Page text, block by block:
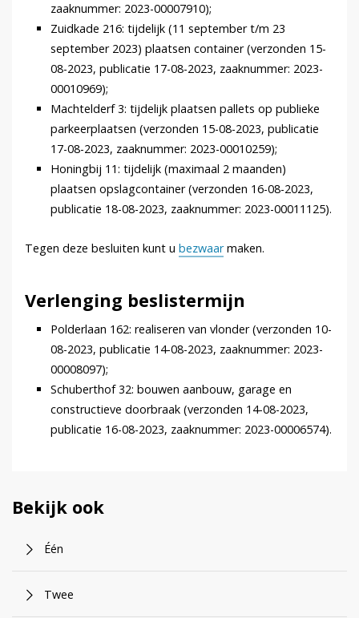
zaaknummer: 2023-00007910);
Zuidkade 216: tijdelijk (11 september t/m 23
september 2023) plaatsen container (verzonden 15-
08-2023, publicatie 17-08-2023, zaaknummer: 2023-
00010969);
Machtelderf 3: tijdelijk plaatsen pallets op publieke
parkeerplaatsen (verzonden 15-08-2023, publicatie
17-08-2023, zaaknummer: 2023-00010259);
Honingbij 11: tijdelijk (maximaal 2 maanden)
plaatsen opslagcontainer (verzonden 16-08-2023,
publicatie 18-08-2023, zaaknummer: 2023-00011125).
Tegen deze besluiten kunt u bezwaarmaken.
Verlenging beslistermijn
Polderlaan 162: realiseren van vlonder (verzonden 10-
08-2023, publicatie 14-08-2023, zaaknummer: 2023-
00008097);
Schuberthof 32: bouwen aanbouw, garage en
constructieve doorbraak (verzonden 14-08-2023,
publicatie 16-08-2023, zaaknummer: 2023-00006574).
Bekijk ook
Één
Twee